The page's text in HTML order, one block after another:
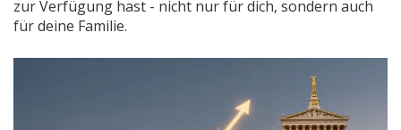
zur Verfügung hast - nicht nur für dich, sondern auch
für deine Familie.